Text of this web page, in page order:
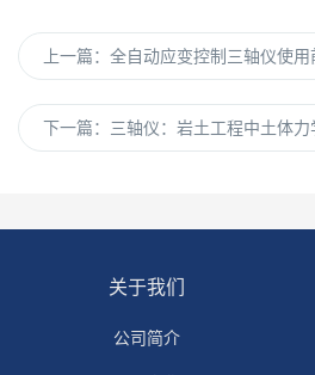
上一篇： 全自动应变控制三轴仪使
下一篇： 三轴仪：岩土工程中土体
关于我们
公司简介